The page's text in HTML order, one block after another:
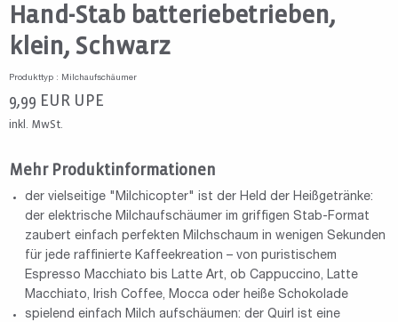
Hand-Stab batteriebetrieben,
klein, Schwarz
Produkttyp : Milchaufschäumer
9,99 EUR UPE
inkl. MwSt.
Mehr Produktinformationen
der vielseitige "Milchicopter" ist der Held der Heißgetränke:
der elektrische Milchaufschäumer im griffigen Stab-Format
zaubert einfach perfekten Milchschaum in wenigen Sekunden
für jede raffinierte Kaffeekreation – von puristischem
Espresso Macchiato bis Latte Art, ob Cappuccino, Latte
Macchiato, Irish Coffee, Mocca oder heiße Schokolade
spielend einfach Milch aufschäumen: der Quirl ist eine